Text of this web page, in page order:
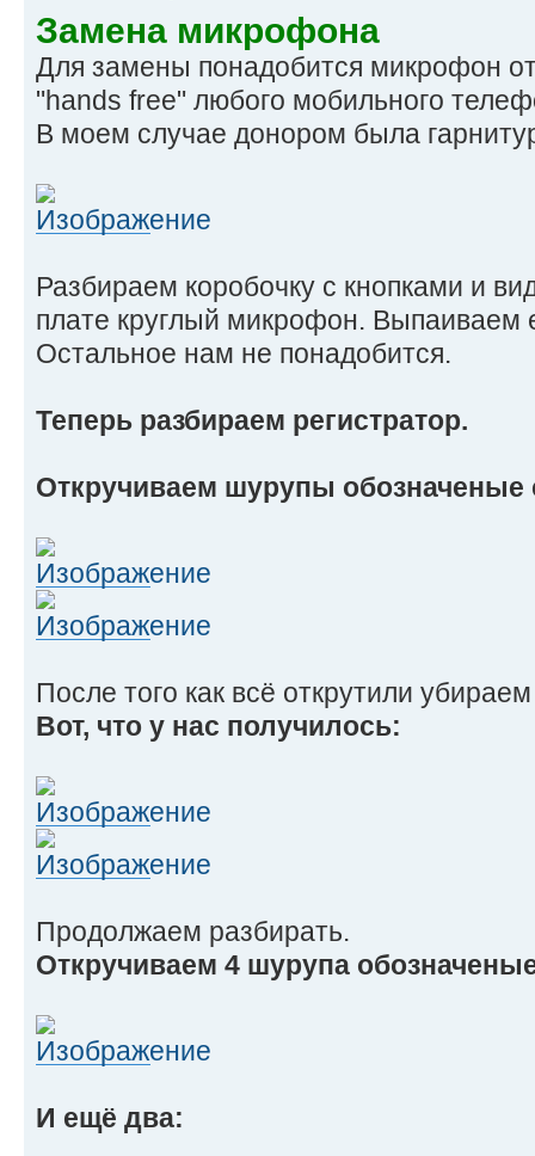
Замена микрофона
Для замены понадобится микрофон
"hands free" любого мобильного
В моем случае донором была
Разбираем коробочку с кнопками и
плате круглый микрофон. Выпаиваем
Остальное нам не понадобится.
Теперь разбираем регистратор.
Откручиваем шурупы обозначеные
После того как всё открутили
Вот, что у нас получилось:
Продолжаем разбирать.
Откручиваем 4 шурупа
И ещё два: